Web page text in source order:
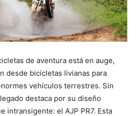
de aventura está en auge,
desde bicicletas livianas para
vehículos terrestres. Sin
destaca por su diseño
intransigente: el AJP PR7. Esta